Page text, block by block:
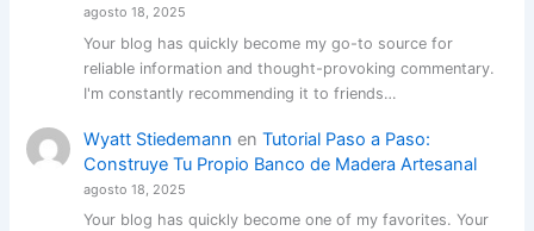
agosto 18, 2025
Your blog has quickly become my go-to source for
reliable information and thought-provoking commentary.
I'm constantly recommending it to friends…
Wyatt Stiedemann en Tutorial Paso a Paso:
Construye Tu Propio Banco de Madera Artesanal
agosto 18, 2025
Your blog has quickly become one of my favorites. Your